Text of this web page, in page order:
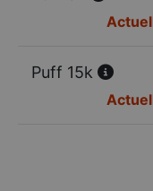
Puff 15k